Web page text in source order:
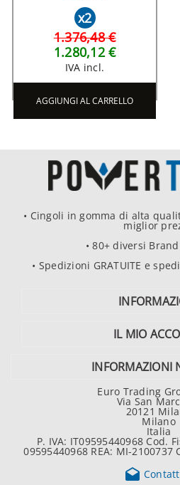
x2
1.376,48 €
1.280,12 €
IVA incl.
AGGIUNGI AL CARRELLO
• Cingoli in gomma di alta
miglior
• 80+ diversi
• Spedizioni GRATUITE e
IL MIO
INFORMAZIONI
Euro Trading
Via San
20121
Milano
Italia
P. IVA: IT09595440968 Cod.
09595440968 REA: MI-2100737
